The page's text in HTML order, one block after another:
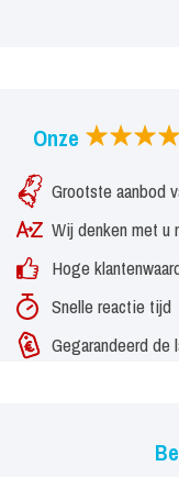
Onze
Grootste aanbod
Wij denken met u
Hoge
Snelle reactie tijd
Gegarandeerd de